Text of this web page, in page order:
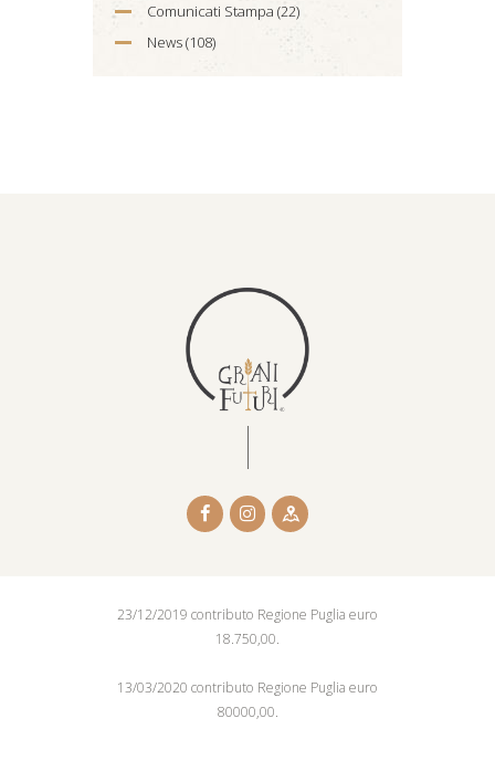
Comunicati Stampa (22)
News(108)
23/12/2019 contributo Regione Puglia euro
18.750,00.
13/03/2020 contributo Regione Puglia euro
80000,00.